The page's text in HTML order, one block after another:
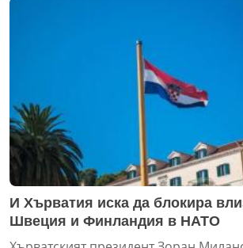
И Хърватия иска да блокира
Швеция и Финландия в НАТО